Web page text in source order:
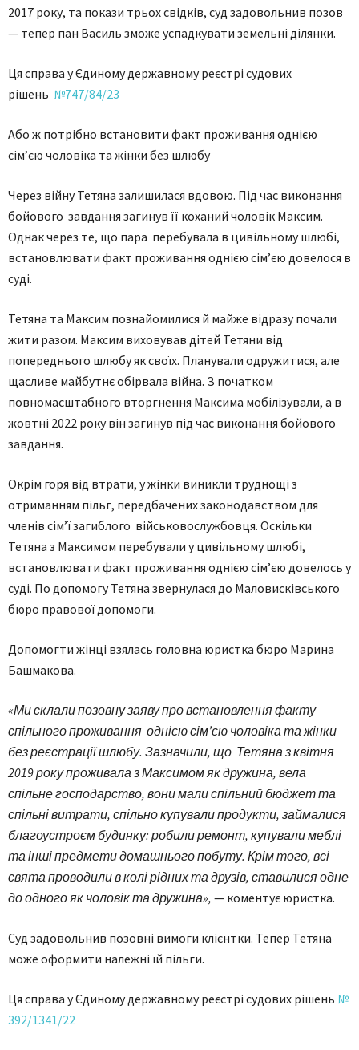
2017 року, та покази трьох свідків, суд задовольнив позов
— тепер пан Василь зможе успадкувати земельні ділянки.
Ця справа у Єдиному державному реєстрі судових
рішень №747/84/23
Або ж потрібно встановити факт проживання однією
сім’єю чоловіка та жінки без шлюбу
Через війну Тетяна залишилася вдовою. Під час виконання
бойового завдання загинув її коханий чоловік Максим.
Однак через те, що пара перебувала в цивільному шлюбі,
встановлювати факт проживання однією сім’єю довелося в
суді.
Тетяна та Максим познайомилися й майже відразу почали
жити разом. Максим виховував дітей Тетяни від
попереднього шлюбу як своїх. Планували одружитися, але
щасливе майбутнє обірвала війна. З початком
повномасштабного вторгнення Максима мобілізували, а в
жовтні 2022 року він загинув під час виконання бойового
завдання.
Окрім горя від втрати, у жінки виникли труднощі з
отриманням пільг, передбачених законодавством для
членів сім’ї загиблого військовослужбовця. Оскільки
Тетяна з Максимом перебували у цивільному шлюбі,
встановлювати факт проживання однією сім’єю довелось у
суді. По допомогу Тетяна звернулася до Маловисківського
бюро правової допомоги.
Допомогти жінці взялась головна юристка бюро Марина
Башмакова.
«Ми склали позовну заяву про встановлення факту
спільного проживання однією сім’єю чоловіка та жінки
без реєстрації шлюбу. Зазначили, що Тетяна з квітня
2019 року проживала з Максимом як дружина, вела
спільне господарство, вони мали спільний бюджет та
спільні витрати, спільно купували продукти, займалися
благоустроєм будинку: робили ремонт, купували меблі
та інші предмети домашнього побуту. Крім того, всі
свята проводили в колі рідних та друзів, ставилися одне
до одного як чоловік та дружина», — коментує юристка.
Суд задовольнив позовні вимоги клієнтки. Тепер Тетяна
може оформити належні їй пільги.
Ця справа у Єдиному державному реєстрі судових рішень №
392/1341/22